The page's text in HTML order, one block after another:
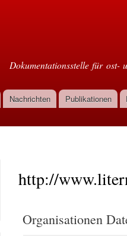
Dokumentationsstelle für ost-
Nachrichten Publikationen
http://
Organisationen